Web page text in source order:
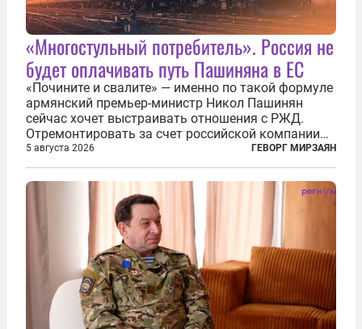
«Многостульный потребитель». Россия не
будет оплачивать путь Пашиняна в ЕС
«Почините и свалите» — именно по такой формуле
армянский премьер-министр Никол Пашинян
сейчас хочет выстраивать отношения с РЖД.
Отремонтировать за счет российской компании
железнодорожную инфраструктуру в районе
прохождения TRIPP (коридора, который должен
связать Азербайджан и Турцию через...
5 августа 2026 ГЕВОРГ МИРЗАЯН